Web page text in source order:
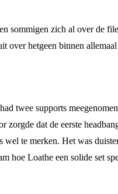
sommigen zich al over de
over hetgeen binnen
twee supports
zorgde dat de eerste
te merken. Het was
hoe Loathe een solide set